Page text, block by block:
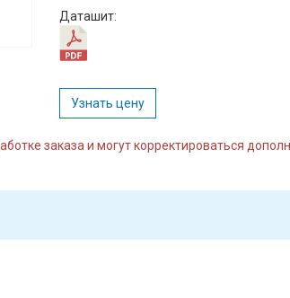
Даташит:
Узнать цену
заказа и могут корректироваться